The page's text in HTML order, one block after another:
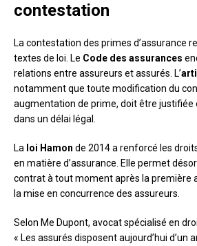
contestation
La contestation des primes d’assurance
textes de loi. Le Code des assurances
relations entre assureurs et assurés. L’
notamment que toute modification du
augmentation de prime, doit être justifiée
dans un délai légal.
La loi Hamon de 2014 a renforcé les
en matière d’assurance. Elle permet
contrat à tout moment après la première
la mise en concurrence des assureurs.
Selon Me Dupont, avocat spécialisé en
« Les assurés disposent aujourd’hui d’un